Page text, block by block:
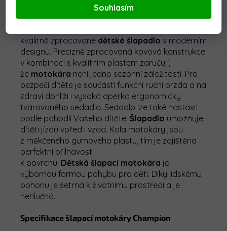
Souhlasím
Detailní popis produktu
kvalitně zpracované dětské šlapadlo v moderním
designu. Precizně zpracovaná kovová konstrukce
v kombinaci s kvalitním plastem zaručují,
že motokára není jedno sezónní záležitostí. Pro
bezpečí dítěte je součástí funkční ruční brzda a na
zdraví dohlíží i vysoká opěrka ergonomicky
tvarovaného sedadla. Sedadlo lze také nastavit
podle pohodlí Vašeho dítěte. Šlapadlo umožňuje
dítěti jízdu vpřed i vzad. Kola motokáry jsou
z měkčeného gumového plastu, tím je zajištěna
perfektní přilnavost
k povrchu. Dětská šlapací motokára je
výbornou formou pohybu pro děti. Díky lidskému
pohonu je šetrná k životnímu prostředí a je
nehlučná.
Specifikace šlapací motokáry Champion